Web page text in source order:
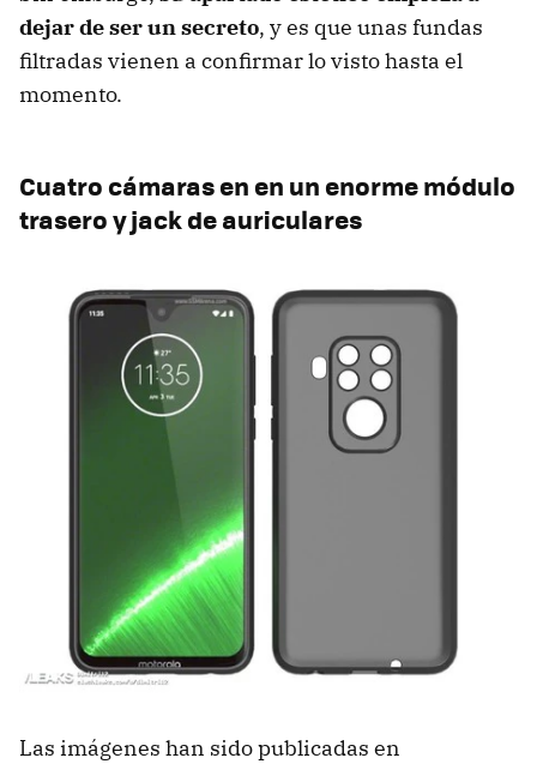
dejar de ser un secreto, y es que unas fundas
filtradas vienen a confirmar lo visto hasta el
momento.
Cuatro cámaras en en un enorme módulo
trasero y jack de auriculares
Las imágenes han sido publicadas en